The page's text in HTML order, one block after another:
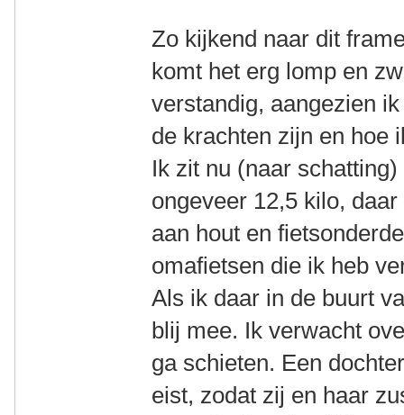
Zo kijkend naar dit
komt het erg lomp en
verstandig, aangezien
de krachten zijn en hoe
Ik zit nu (naar
ongeveer 12,5 kilo,
aan hout en
omafietsen die ik heb
Als ik daar in de buurt
blij mee. Ik verwacht
ga schieten. Een
eist, zodat zij en haar